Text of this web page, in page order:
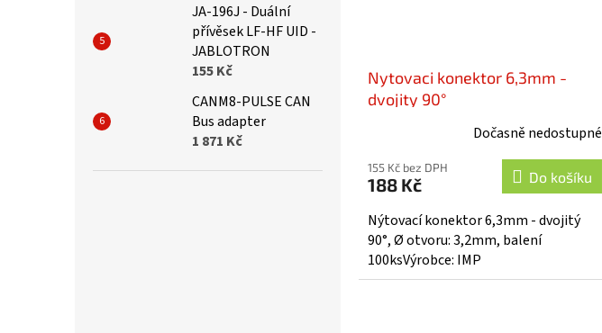
JA-196J - Duální
přívěsek LF-HF UID -
JABLOTRON
155 Kč
CANM8-PULSE CAN
Bus adapter
1 871 Kč
Nytovaci konektor 6,3mm -
dvojity 90°
Dočasně nedostupné
155 Kč bez DPH
188 Kč Do košíku
Nýtovací konektor 6,3mm - dvojitý
90°, Ø otvoru: 3,2mm, balení
100ksVýrobce: IMP